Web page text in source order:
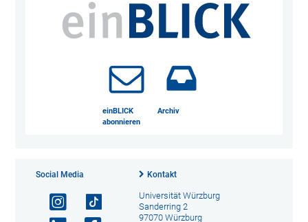
einBLICK
abonnieren
Archiv
Social Media Kontakt
Universität Würzburg
Sanderring 2
97070 Würzburg